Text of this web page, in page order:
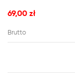
69,00 zł
Brutto